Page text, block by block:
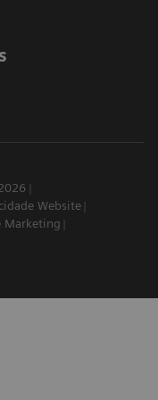
Website
Marketing